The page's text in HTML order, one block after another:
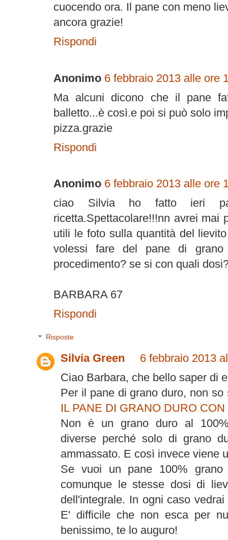
cuocendo ora. Il pane con meno
ancora grazie!
Rispondi
Anonimo 6 febbraio 2013 alle ore
Ma alcuni dicono che il pane
balletto...è così.e poi si può solo
pizza.grazie
Rispondi
Anonimo 6 febbraio 2013 alle ore
ciao Silvia ho fatto ieri
ricetta.Spettacolare!!!nn avrei mai
utili le foto sulla quantità del
volessi fare del pane di
procedimento? se si con quali
BARBARA 67
Rispondi
Risposte
Silvia Green
6 febbraio 2013
Ciao Barbara, che bello saper di
Per il pane di grano duro, non
IL PANE DI GRANO DURO
Non è un grano duro al
diverse perché solo di grano
ammassato. E così invece viene
Se vuoi un pane 100%
comunque le stesse dosi di
dell'integrale. In ogni caso
E' difficile che non esca per
benissimo, te lo auguro!